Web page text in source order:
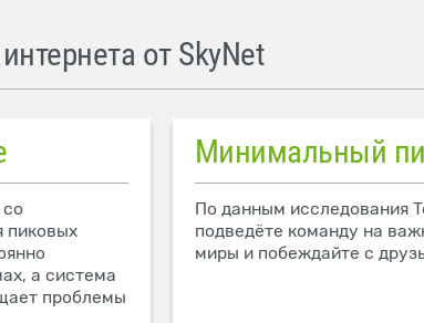
от SkyNet
пиковых
а система
проблемы
Минимальный
По данным исследования
подведёте команду на
миры и побеждайте с